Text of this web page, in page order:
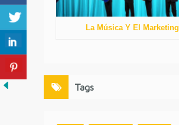
La Música Y El Marketing
Tags